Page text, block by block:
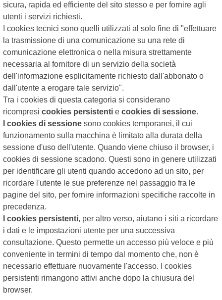
sicura, rapida ed efficiente del sito stesso e per fornire agli
utenti i servizi richiesti.
I cookies tecnici sono quelli utilizzati al solo fine di "effettuare
la trasmissione di una comunicazione su una rete di
comunicazione elettronica o nella misura strettamente
necessaria al fornitore di un servizio della società
dell'informazione esplicitamente richiesto dall'abbonato o
dall'utente a erogare tale servizio".
Tra i cookies di questa categoria si considerano
ricompresi cookies persistenti e cookies di sessione.
I cookies di sessione sono cookies temporanei, il cui
funzionamento sulla macchina è limitato alla durata della
sessione d'uso dell'utente. Quando viene chiuso il browser, i
cookies di sessione scadono. Questi sono in genere utilizzati
per identificare gli utenti quando accedono ad un sito, per
ricordare l'utente le sue preferenze nel passaggio fra le
pagine del sito, per fornire informazioni specifiche raccolte in
precedenza.
I cookies persistenti, per altro verso, aiutano i siti a ricordare
i dati e le impostazioni utente per una successiva
consultazione. Questo permette un accesso più veloce e più
conveniente in termini di tempo dal momento che, non è
necessario effettuare nuovamente l'accesso. I cookies
persistenti rimangono attivi anche dopo la chiusura del
browser.